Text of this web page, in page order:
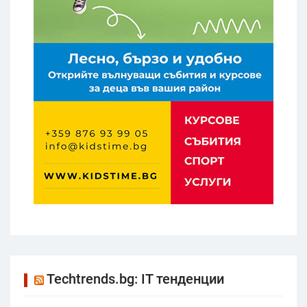
Techtrends.bg: IT тенденции